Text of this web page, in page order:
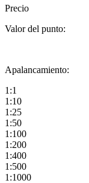
Precio
Valor del punto:
Apalancamiento:
1:1
1:10
1:25
1:50
1:100
1:200
1:400
1:500
1:1000